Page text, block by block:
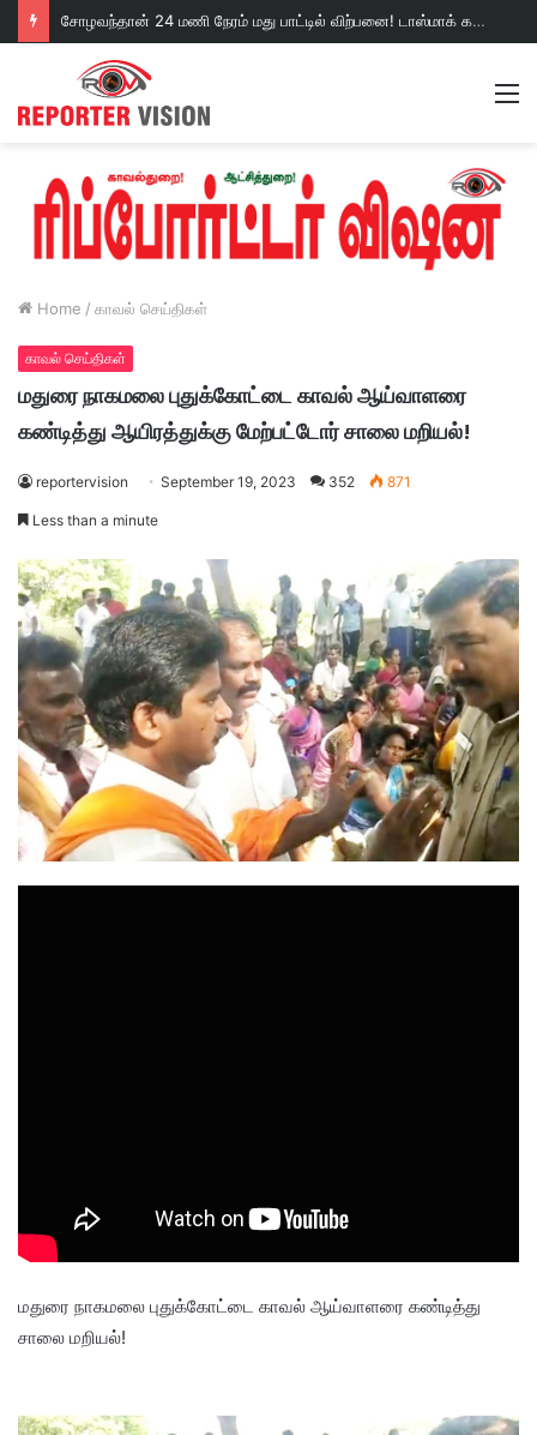
சோழவந்தான் 24 மணி நேரம் மது பாட்டில் விற்பனை! டாஸ்மாக் கடையை அகற்றக்கோரி பெண்கள் முற்றுகை போராட்டம்!https://youtu.be/y9p916tqOMs?si=p7N7Qbivb3WsTj2W
Home / காவல் செய்திகள்
காவல் செய்திகள்
மதுரை நாகமலை புதுக்கோட்டை காவல் ஆய்வாளரை
கண்டித்து ஆயிரத்துக்கு மேற்பட்டோர் சாலை மறியல்!
reportervision September 19, 2023 352 871
Less than a minute
மதுரை நாகமலை புதுக்கோட்டை காவல் ஆய்வாளரை கண்டித்து
சாலை மறியல்!